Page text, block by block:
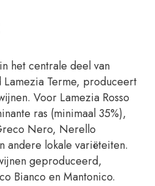
het centrale deel van
Terme, produceert
Voor Lamezia Rosso
ras (minimaal 35%),
Nero, Nerello
andere lokale variëteiten.
geproduceerd,
Bianco en Mantonico.